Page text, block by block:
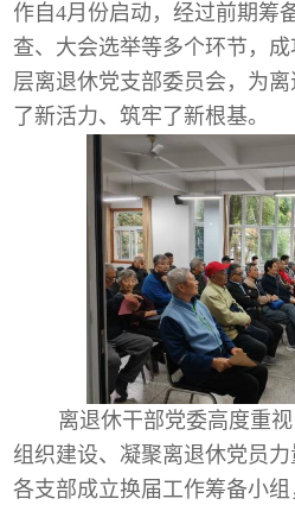
作自4月份启动，经过前期筹
查、大会选举等多个环节，
层离退休党支部委员会，为
了新活力、筑牢了新根基。
离退休干部党委高度重
组织建设、凝聚离退休党员力
各支部成立换届工作筹备小